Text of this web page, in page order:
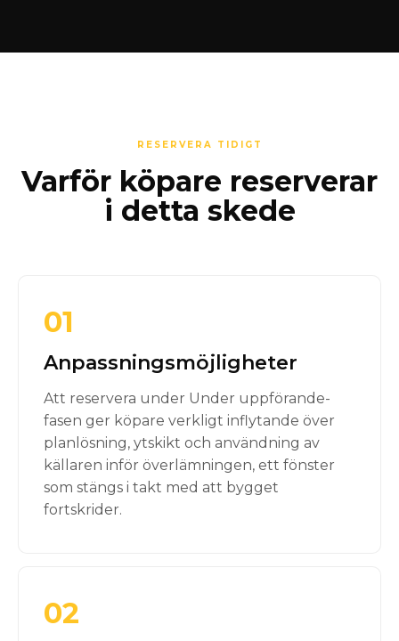
RESERVERA TIDIGT
Varför köpare reserverar
i detta skede
01
Anpassningsmöjligheter
Att reservera under Under uppförande-
fasen ger köpare verkligt inflytande över
planlösning, ytskikt och användning av
källaren inför överlämningen, ett fönster
som stängs i takt med att bygget
fortskrider.
02